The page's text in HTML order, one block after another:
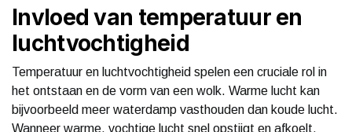
Invloed van temperatuur en
luchtvochtigheid
Temperatuur en luchtvochtigheid spelen een cruciale rol in
het ontstaan en de vorm van een wolk. Warme lucht kan
bijvoorbeeld meer waterdamp vasthouden dan koude lucht.
Wanneer warme, vochtige lucht snel opstijgt en afkoelt,